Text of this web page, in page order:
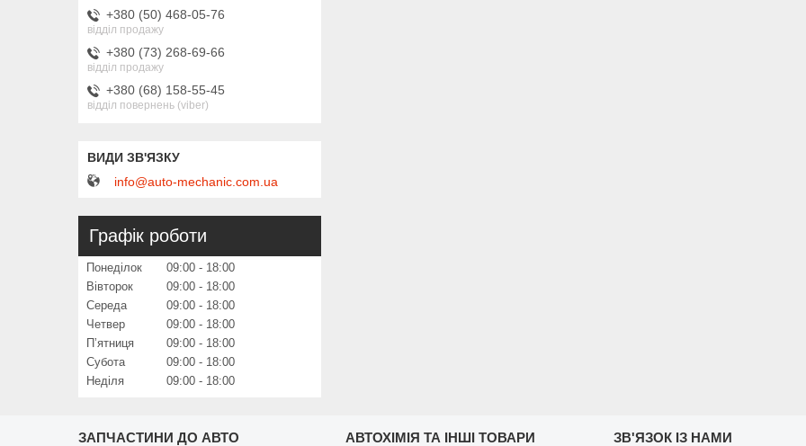
+380 (50) 468-05-76
відділ продажу
+380 (73) 268-69-66
відділ продажу
+380 (68) 158-55-45
відділ повернень (viber)
info@auto-mechanic.com.ua
Графік роботи
Понеділок 09:00
18:00
Вівторок
09:00
18:00
Середа
09:00
18:00
Четвер
09:00
18:00
Пʼятниця
09:00
18:00
Субота
09:00
18:00
Неділя
09:00 18:00
ЗАПЧАСТИНИ ДО АВТО АВТОХІМІЯ ТА ІНШІ ТОВАРИ ЗВ'ЯЗОК ІЗ НАМИ